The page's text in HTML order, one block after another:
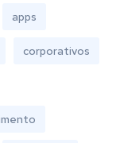
apps
corporativos